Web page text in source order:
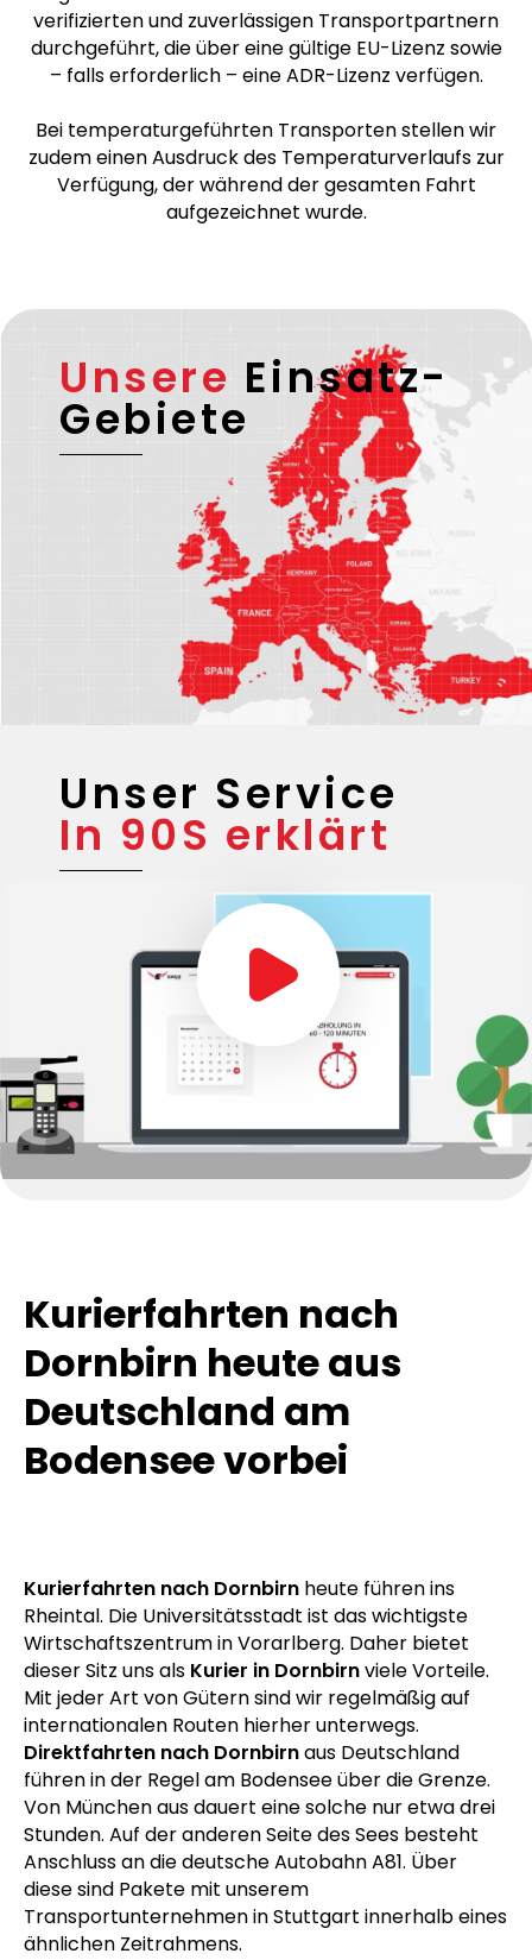
verifizierten und zuverlässigen Transportpartnern
durchgeführt, die über eine gültige EU-Lizenz sowie
– falls erforderlich – eine ADR-Lizenz verfügen.
Bei temperaturgeführten Transporten stellen wir
zudem einen Ausdruck des Temperaturverlaufs zur
Verfügung, der während der gesamten Fahrt
aufgezeichnet wurde.
Unsere Einsatz-
Gebiete
Unser Service
In 90S erklärt
Kurierfahrten nach
Dornbirn heute aus
Deutschland am
Bodensee vorbei
Kurierfahrten nach Dornbirn heute führen ins
Rheintal. Die Universitätsstadt ist das wichtigste
Wirtschaftszentrum in Vorarlberg. Daher bietet
dieser Sitz uns als Kurier in Dornbirnviele Vorteile.
Mit jeder Art von Gütern sind wir regelmäßig auf
internationalen Routen hierher unterwegs.
Direktfahrten nach Dornbirnaus Deutschland
führen in der Regel am Bodensee über die Grenze.
Von München aus dauert eine solche nur etwa drei
Stunden. Auf der anderen Seite des Sees besteht
Anschluss an die deutsche Autobahn A81. Über
diese sind Pakete mit unserem
Transportunternehmen in Stuttgart innerhalb eines
ähnlichen Zeitrahmens.